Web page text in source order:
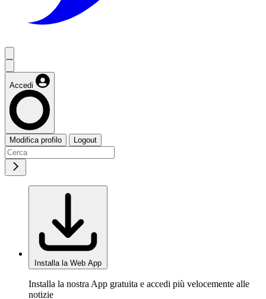
Accedi
Modifica profilo Logout
Installa la Web App
Installa la nostra App gratuita e accedi più velocemente alle
notizie